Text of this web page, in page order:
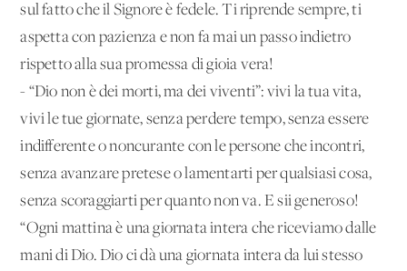
sul fatto che il Signore è fedele. Ti riprende sempre, ti
aspetta con pazienza e non fa mai un passo indietro
rispetto alla sua promessa di gioia vera!
- “Dio non è dei morti, ma dei viventi”: vivi la tua vita,
vivi le tue giornate, senza perdere tempo, senza essere
indifferente o noncurante con le persone che incontri,
senza avanzare pretese o lamentarti per qualsiasi cosa,
senza scoraggiarti per quanto non va. E sii generoso!
“Ogni mattina è una giornata intera che riceviamo dalle
mani di Dio. Dio ci dà una giornata intera da lui stesso